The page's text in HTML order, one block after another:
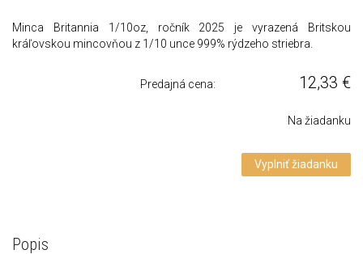
Minca Britannia 1/10oz, ročník 2025 je vyrazená Britskou
kráľovskou mincovňou z 1/10 unce 999% rýdzeho striebra.
Predajná cena: 12,33 €
Na žiadanku
Vyplniť žiadanku
Popis